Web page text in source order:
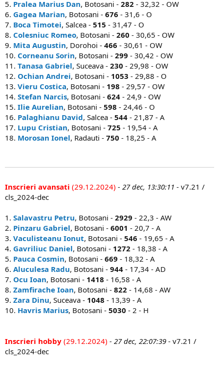
5. Pralea Marius Dan, Botosani - 282 - 32,32 - OW
6. Gagea Marian, Botosani - 676 - 31,6 - O
7. Boca Timotei, Salcea - 515 - 31,47 - O
8. Colesniuc Romeo, Botosani - 260 - 30,65 - OW
9. Mita Augustin, Dorohoi - 466 - 30,61 - OW
10. Corneanu Sorin, Botosani - 299 - 30,42 - OW
11. Tanasa Gabriel, Suceava - 230 - 29,98 - OW
12. Ochian Andrei, Botosani - 1053 - 29,88 - O
13. Vieru Costica, Botosani - 198 - 29,57 - OW
14. Stefan Narcis, Botosani - 624 - 24,9 - OW
15. Ilie Aurelian, Botosani - 598 - 24,46 - O
16. Palaghianu David, Salcea - 544 - 21,87 - A
17. Lupu Cristian, Botosani - 725 - 19,54 - A
18. Morosan Ionel, Radauti - 750 - 18,25 - A
Inscrieri avansati (29.12.2024) - 27 dec, 13:30:11 - v7.21 /
cls_2024-dec
1. Salavastru Petru, Botosani - 2929 - 22,3 - AW
2. Pinzaru Gabriel, Botosani - 6001 - 20,7 - A
3. Vaculisteanu Ionut, Botosani - 546 - 19,65 - A
4. Gavriliuc Daniel, Botosani - 1272 - 18,38 - A
5. Pauca Cosmin, Botosani - 669 - 18,32 - A
6. Aluculesa Radu, Botosani - 944 - 17,34 - AD
7. Ocu Ioan, Botosani - 1418 - 16,58 - A
8. Zamfirache Ioan, Botosani - 822 - 14,68 - AW
9. Zara Dinu, Suceava - 1048 - 13,39 - A
10. Havris Marius, Botosani - 5030 - 2 - H
Inscrieri hobby (29.12.2024) - 27 dec, 22:07:39 - v7.21 /
cls_2024-dec